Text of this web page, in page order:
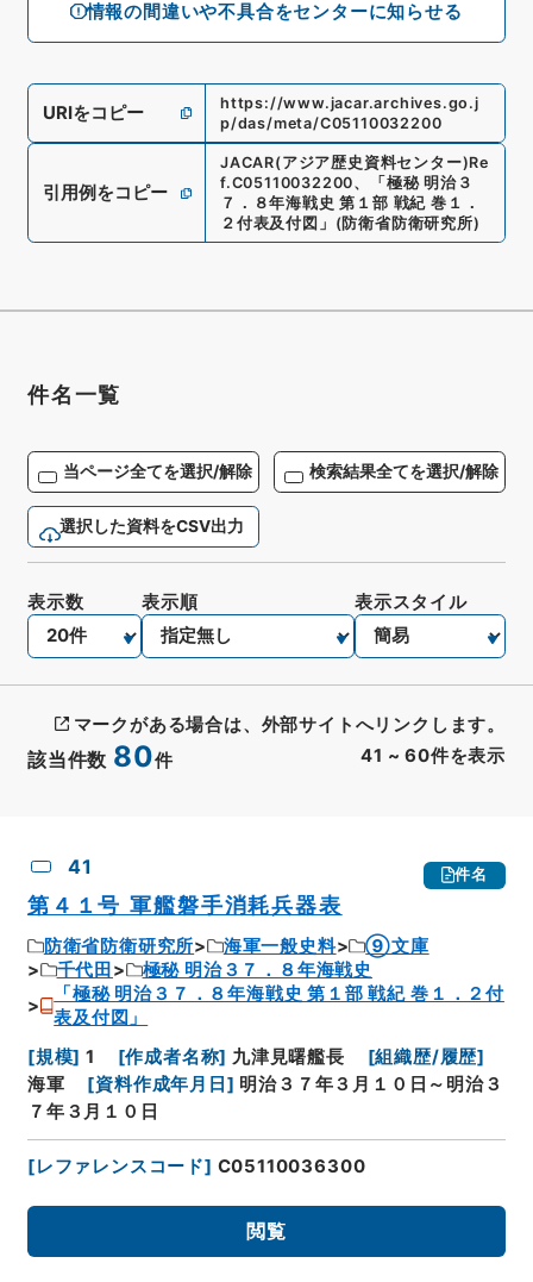
情報の間違いや不具合をセンターに知らせる
URIをコピー
https://www.jacar.archives.go.j
p/das/meta/C05110032200
引用例をコピー
JACAR(アジア歴史資料センター)Re
f.C05110032200、
「極秘 明治３
７．８年海戦史 第１部 戦紀 巻１．
２付表及付図」 (防衛省防衛研究所)
件名一覧
当ページ全てを選択/解除 検索結果全てを選択/解除
選択した資料をCSV出力
該当件数 80件 41 ~ 60件を表示
表示数 表示順 表示スタイル
マークがある場合は、外部サイトへリンクします。
41 件名
第４１号 軍艦磐手消耗兵器表
防衛省防衛研究所 海軍一般史料
⑨文庫
千代田
極秘 明治３７．８年海戦史
「極秘 明治３７．８年海戦史 第１部 戦紀 巻１．２付
表及付図」
[規模] 1 [作成者名称] 九津見曙艦長 [組織歴/履歴]
海軍
[資料作成年月日 ] 明治３７年３月１０日～明治３
７年３月１０日
[レファレンスコード] C05110036300
閲覧